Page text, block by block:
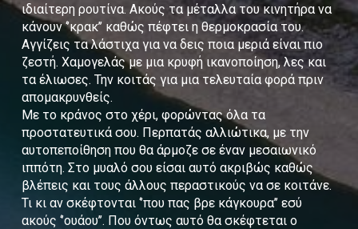
ιδιαίτερη ρουτίνα. Ακούς τα μέταλλα του κινητήρα να
κάνουν ‘’κρακ’’ καθώς πέφτει η θερμοκρασία του.
Αγγίζεις τα λάστιχα για να δεις ποια μεριά είναι πιο
ζεστή. Χαμογελάς με μια κρυφή ικανοποίηση, λες και
τα έλιωσες. Την κοιτάς για μια τελευταία φορά πριν
απομακρυνθείς.
Με το κράνος στο χέρι, φορώντας όλα τα
προστατευτικά σου. Περπατάς αλλιώτικα, με την
αυτοπεποίθηση που θα άρμοζε σε έναν μεσαιωνικό
ιππότη. Στο μυαλό σου είσαι αυτό ακριβώς καθώς
βλέπεις και τους άλλους περαστικούς να σε κοιτάνε.
Τι κι αν σκέφτονται ‘’που πας βρε κάγκουρα’’ εσύ
ακούς ‘’ουάου’’. Που όντως αυτό θα σκέφτεται ο